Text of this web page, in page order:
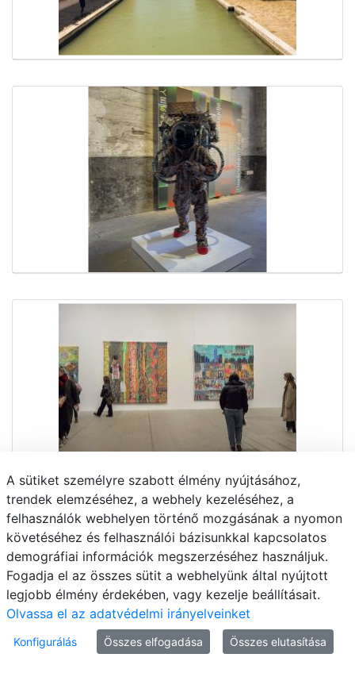
A sütiket személyre szabott élmény nyújtásához,
trendek elemzéséhez, a webhely kezeléséhez, a
felhasználók webhelyen történő mozgásának a nyomon
követéséhez és felhasználói bázisunkkal kapcsolatos
demográfiai információk megszerzéséhez használjuk.
Fogadja el az összes sütit a webhelyünk által nyújtott
legjobb élmény érdekében, vagy kezelje beállításait.
Olvassa el az adatvédelmi irányelveinket
Konfigurálás Összes elfogadása Összes elutasítása